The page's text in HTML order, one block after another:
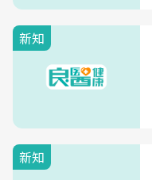
新知
新知